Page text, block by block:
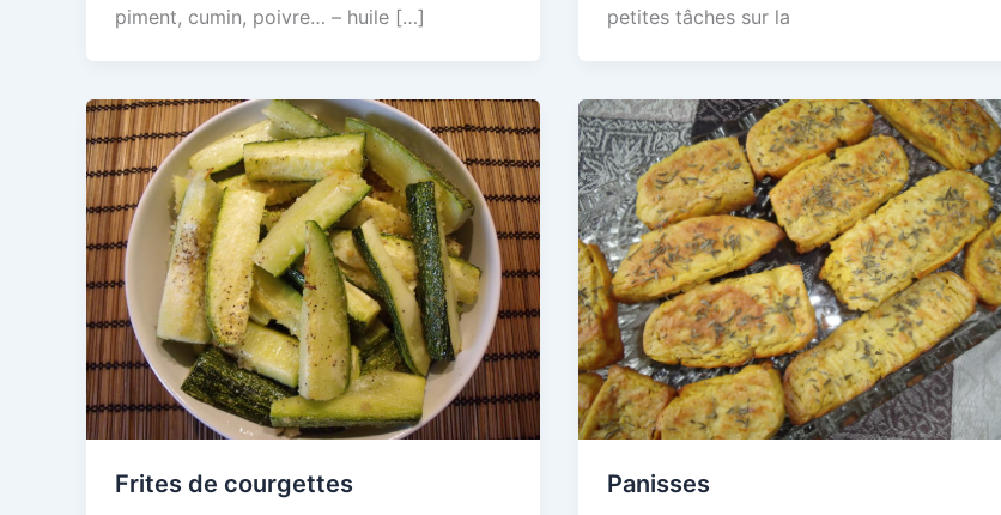
piment, cumin, poivre… – huile […]
petites tâches sur la
Frites de courgettes Panisses